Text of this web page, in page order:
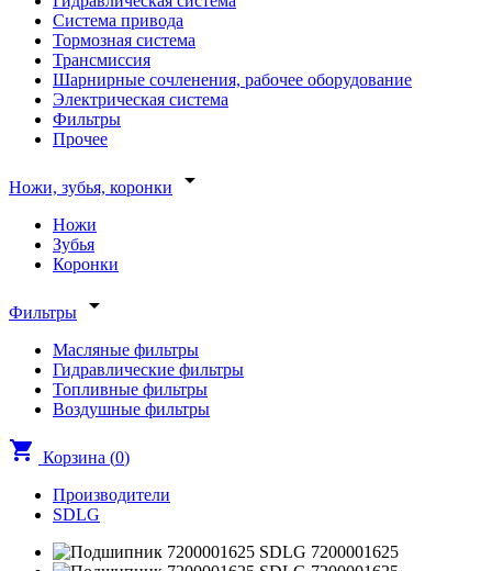
Система привода
Тормозная система
Трансмиссия
Шарнирные сочленения, рабочее оборудование
Электрическая система
Фильтры
Прочее
Ножи, зубья, коронки arrow_drop_down
Ножи
Зубья
Коронки
Фильтры arrow_drop_down
Масляные фильтры
Гидравлические фильтры
Топливные фильтры
Воздушные фильтры
shopping_cart Корзина (0)
Производители
SDLG